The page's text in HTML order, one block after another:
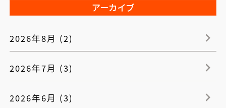
アーカイブ
2026年8月 (2)
2026年7月 (3)
2026年6月 (3)